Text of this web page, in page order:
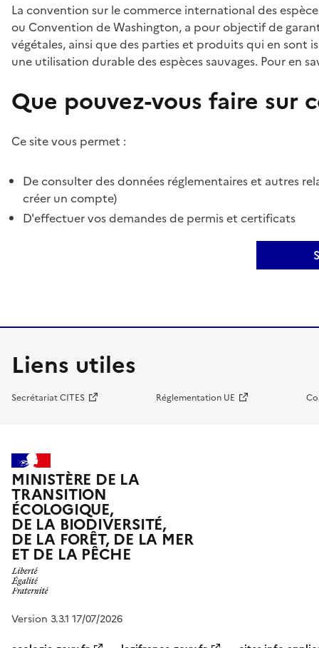
La convention sur le commerce international des
ou Convention de Washington, a pour objectif de
végétales, ainsi que des parties et produits qui en sont
une utilisation durable des espèces sauvages. Pour en
Que pouvez-vous faire sur
Ce site vous permet :
De consulter des données réglementaires et autres
créer un compte)
D'effectuer vos demandes de permis et certificats
Liens utiles
Secrétariat CITES Réglementation UE
MINISTÈRE DE LA
TRANSITION
ÉCOLOGIQUE,
DE LA BIODIVERSITÉ,
DE LA FORÊT, DE LA MER
ET DE LA PÊCHE
Version 3.3.1 17/07/2026